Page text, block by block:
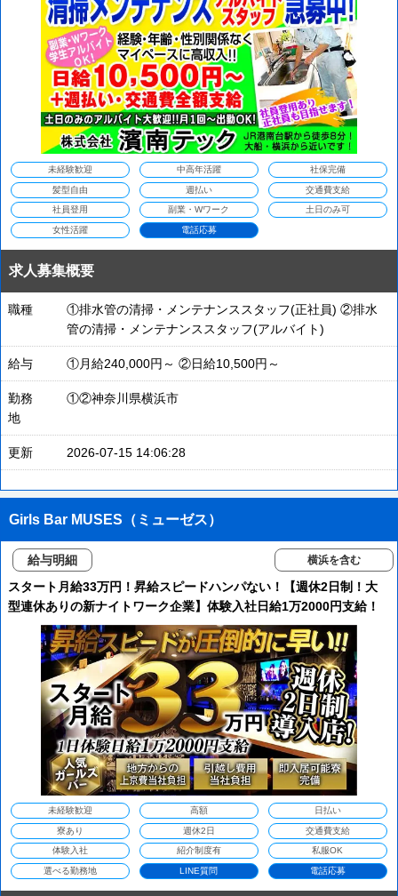
未経験歓迎 中高年活躍 社保完備
髪型自由 週払い 交通費支給
社員登用 副業・Wワーク 土日のみ可
女性活躍 電話応募
求人募集概要
職種
①排水管の清掃・メンテナンススタッフ(正社員) ②排水
管の清掃・メンテナンススタッフ(アルバイト)
給与 ①月給240,000円～ ②日給10,500円～
勤務
地
①②神奈川県横浜市
更新 2026-07-15 14:06:28
Girls Bar MUSES（ミューゼス）
給与明細 横浜を含む
スタート月給33万円！昇給スピードハンパない！【週休2日制！大
型連休ありの新ナイトワーク企業】体験入社日給1万2000円支給！
ガールズバー多数の大型グループでしっかり仕事覚え上目指しませ
未経験歓迎 高額 日払い
寮あり 週休2日 交通費支給
体験入社 紹介制度有 私服OK
選べる勤務地 LINE質問 電話応募